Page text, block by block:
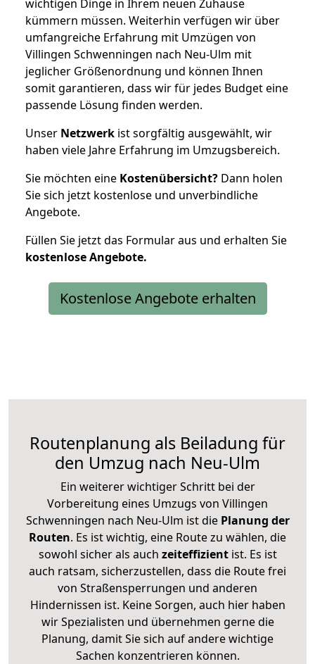
wichtigen Dinge in Ihrem neuen Zuhause
kümmern müssen. Weiterhin verfügen wir über
umfangreiche Erfahrung mit Umzügen von
Villingen Schwenningen nach Neu-Ulm mit
jeglicher Größenordnung und können Ihnen
somit garantieren, dass wir für jedes Budget eine
passende Lösung finden werden.
Unser Netzwerk ist sorgfältig ausgewählt, wir
haben viele Jahre Erfahrung im Umzugsbereich.
Sie möchten eine Kostenübersicht? Dann holen
Sie sich jetzt kostenlose und unverbindliche
Angebote.
Füllen Sie jetzt das Formular aus und erhalten Sie
kostenloseAngebote.
Kostenlose Angebote erhalten
Routenplanung als Beiladung für
den Umzug nach Neu-Ulm
Ein weiterer wichtiger Schritt bei der
Vorbereitung eines Umzugs von Villingen
Schwenningen nach Neu-Ulm ist diePlanung der
Routen. Es ist wichtig, eine Route zu wählen, die
sowohl sicher als auch zeiteffizientist. Es ist
auch ratsam, sicherzustellen, dass die Route frei
von Straßensperrungen und anderen
Hindernissen ist. Keine Sorgen, auch hier haben
wir Spezialisten und übernehmen gerne die
Planung, damit Sie sich auf andere wichtige
Sachen konzentrieren können.